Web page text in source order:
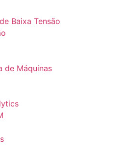
Baixa Tensão
de Máquinas